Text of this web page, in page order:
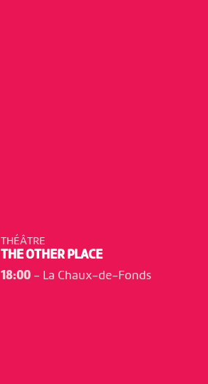
THÉÂTRE
THE OTHER PLACE
18:00- La Chaux-de-Fonds